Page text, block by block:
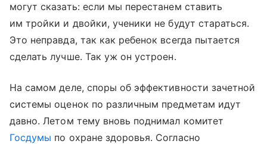
могут сказать: если мы перестанем ставить
им тройки и двойки, ученики не будут стараться.
Это неправда, так как ребенок всегда пытается
сделать лучше. Так уж он устроен.
На самом деле, споры об эффективности зачетной
системы оценок по различным предметам идут
давно. Летом тему вновь поднимал комитет
Госдумы по охране здоровья. Согласно